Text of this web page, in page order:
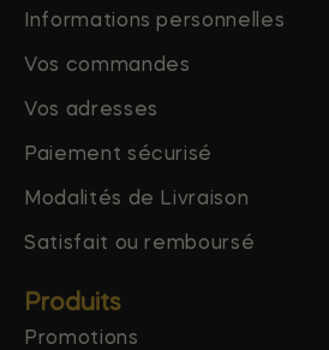
Informations personnelles
Vos commandes
Vos adresses
Paiement sécurisé
Modalités de Livraison
Satisfait ou remboursé
Produits
Promotions